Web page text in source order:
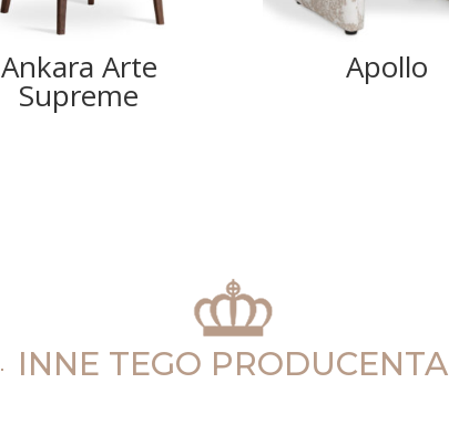
Ankara Arte
Supreme
Apollo
INNE TEGO PRODUCENTA